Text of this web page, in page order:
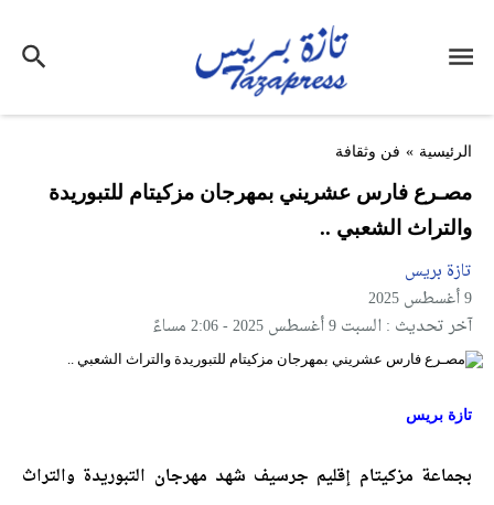
الرئيسية » فن وثقافة
مصـرع فارس عشريني بمهرجان مزكيتام للتبوريدة
والتراث الشعبي ..
تازة بريس
9 أغسطس 2025
آخر تحديث : السبت 9 أغسطس 2025 - 2:06 مساءً
تازة بريس
بجماعة مزكيتام إقليم جرسيف شهد مهرجان التبوريدة والتراث